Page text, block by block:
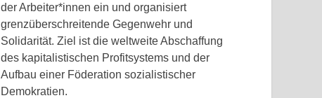
der Arbeiter*innen ein und organisiert
grenzüberschreitende Gegenwehr und
Solidarität. Ziel ist die weltweite Abschaffung
des kapitalistischen Profitsystems und der
Aufbau einer Föderation sozialistischer
Demokratien.